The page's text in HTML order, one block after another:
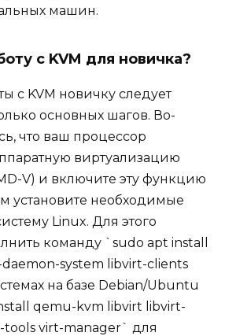
машин.
с KVM для новичка?
с KVM новичку следует
основных шагов. Во-
что ваш процессор
виртуализацию
V) и включите эту функцию
установите необходимые
Linux. Для этого
команду `sudo apt install
system libvirt-clients
на базе Debian/Ubuntu
qemu-kvm libvirt libvirt-
virt-manager` для